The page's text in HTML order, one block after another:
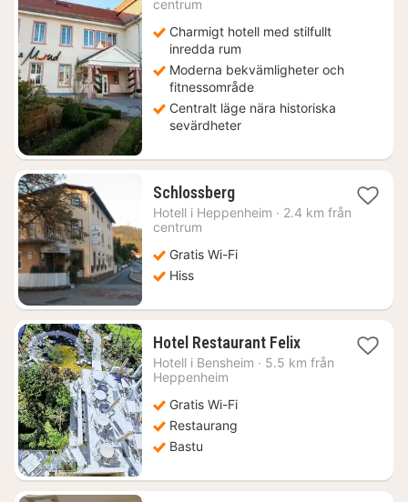
kr.
centrum
Charmigt hotell med stilfullt
inredda rum
Moderna bekvämligheter och
fitnessområde
Centralt läge nära historiska
sevärdheter
Schlossberg1
natt
kr.
Hotell i Heppenheim · 2.4 km från
centrum
Gratis Wi-Fi
Hiss
Hotel Restaurant Felix1
natt
Hotell i Bensheim · 5.5 km från
Heppenheim
Gratis Wi-Fi
Restaurang
Bastu